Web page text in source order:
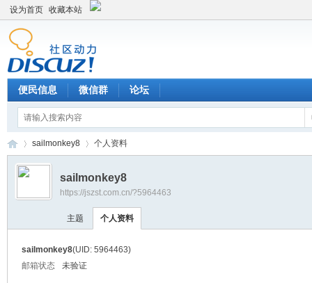
设为首页 收藏本站
便民信息 微信群 论坛
›
sailmonkey8 个人资料
sailmonkey8
https://jszst.com.cn/?5964463
主题 个人资料
sailmonkey8(UID: 5964463)
邮箱状态
未验证